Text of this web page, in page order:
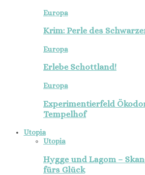
Europa
Krim: Perle des
Europa
Erlebe Schottland!
Europa
Experimentierfeld
Tempelhof
Utopia
Utopia
Hygge und Lagom –
fürs Glück